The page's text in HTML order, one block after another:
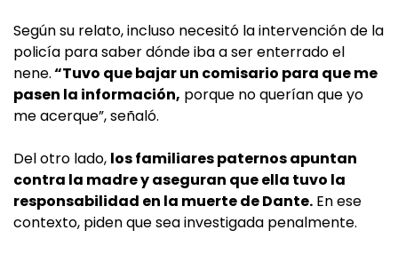
Según su relato, incluso necesitó la intervención de la
policía para saber dónde iba a ser enterrado el
nene.“Tuvo que bajar un comisario para que me
pasen la información, porque no querían que yo
me acerque”, señaló.
Del otro lado, los familiares paternos apuntan
contra la madre y aseguran que ella tuvo la
responsabilidad en la muerte de Dante. En ese
contexto, piden que sea investigada penalmente.